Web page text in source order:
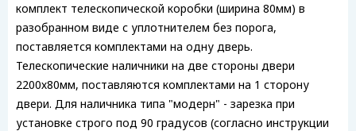
комплект телескопической коробки (ширина 80мм) в
разобранном виде с уплотнителем без порога,
поставляется комплектами на одну дверь.
Телескопические наличники на две стороны двери
2200х80мм, поставляются комплектами на 1 сторону
двери. Для наличника типа "модерн" - зарезка при
установке строго под 90 градусов (согласно инструкции